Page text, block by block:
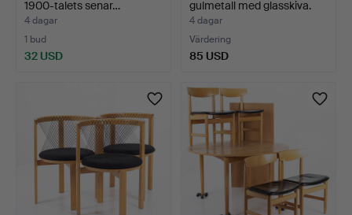
1900-talets senar…
4 dagar
1 bud
32 USD
gulmetall med glasskiva.
4 dagar
Värdering
85 USD